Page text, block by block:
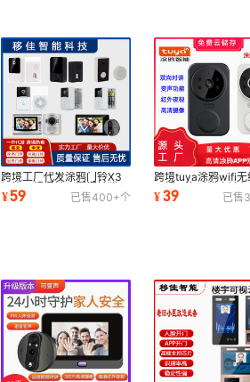
跨境工厂代发涂鸦门铃X3
智能可视门铃别墅门铃猫眼
门铃
¥59 已售400+个
跨境tuya涂鸦wifi无
可视双向对讲高清红
监控门铃
¥39 已售